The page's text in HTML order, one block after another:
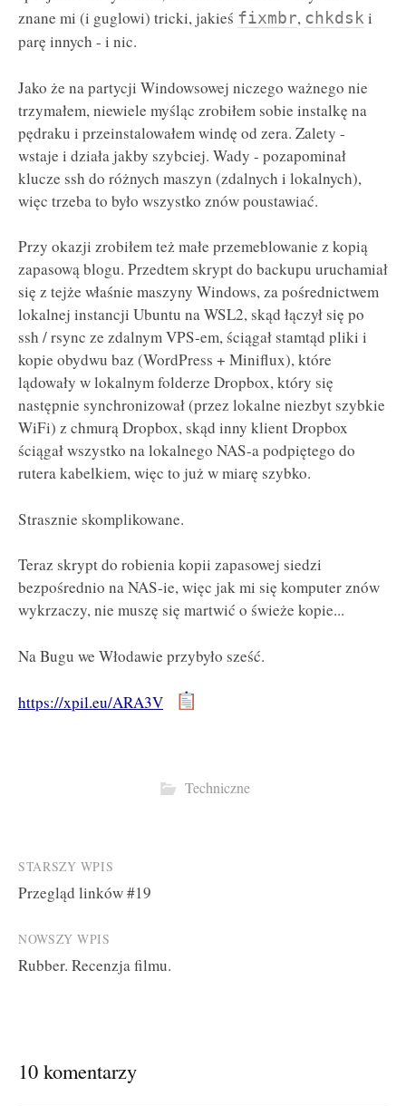
znane mi (i guglowi) tricki, jakieś fixmbr, chkdsk i
parę innych - i nic.
Jako że na partycji Windowsowej niczego ważnego nie
trzymałem, niewiele myśląc zrobiłem sobie instalkę na
pędraku i przeinstalowałem windę od zera. Zalety -
wstaje i działa jakby szybciej. Wady - pozapominał
klucze ssh do różnych maszyn (zdalnych i lokalnych),
więc trzeba to było wszystko znów poustawiać.
Przy okazji zrobiłem też małe przemeblowanie z kopią
zapasową blogu. Przedtem skrypt do backupu uruchamiał
się z tejże właśnie maszyny Windows, za pośrednictwem
lokalnej instancji Ubuntu na WSL2, skąd łączył się po
ssh / rsync ze zdalnym VPS-em, ściągał stamtąd pliki i
kopie obydwu baz (WordPress + Miniflux), które
lądowały w lokalnym folderze Dropbox, który się
następnie synchronizował (przez lokalne niezbyt szybkie
WiFi) z chmurą Dropbox, skąd inny klient Dropbox
ściągał wszystko na lokalnego NAS-a podpiętego do
rutera kabelkiem, więc to już w miarę szybko.
Strasznie skomplikowane.
Teraz skrypt do robienia kopii zapasowej siedzi
bezpośrednio na NAS-ie, więc jak mi się komputer znów
wykrzaczy, nie muszę się martwić o świeże kopie...
Na Bugu we Włodawie przybyło sześć.
https://xpil.eu/ARA3V
Techniczne
Post
navigation
STARSZY WPIS
Przegląd linków #19
NOWSZY WPIS
Rubber. Recenzja filmu.
10 komentarzy